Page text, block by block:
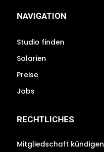
NAVIGATION
Studio finden
Solarien
Preise
Jobs
RECHTLICHES
Mitgliedschaft kündigen